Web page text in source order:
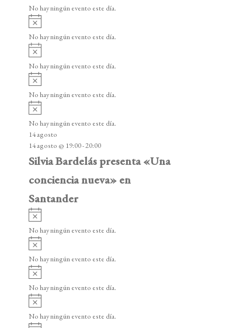
e
n
t
o
s
o
i
o
No hay ningún evento este día.
v
i
o
No hay ningún evento este día.
A
v
i
o
No hay ningún evento este día.
A
v
i
o
No hay ningún evento este día.
v
i
s
o
No hay ningún evento este día.
14 agosto
14 agosto @ 19:00-20:00
Silvia Bardelás presenta «Una
conciencia nueva» en
Santander
v
i
o
No hay ningún evento este día.
v
i
o
No hay ningún evento este día.
v
i
o
No hay ningún evento este día.
v
i
No hay ningún evento este día.